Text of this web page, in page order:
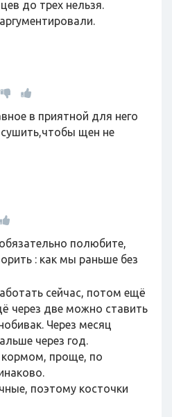
до трех нельзя.
в приятной для него
щен не
полюбите,
: как мы раньше без
сейчас, потом ещё
через две можно ставить
Через месяц
через год.
проще, по
поэтому косточки